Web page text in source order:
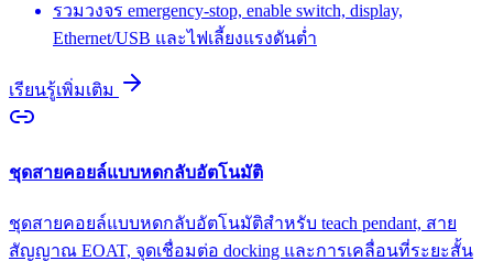
รวมวงจร emergency-stop, enable switch, display,
Ethernet/USB และไฟเลี้ยงแรงดันต่ำ
เรียนรู้เพิ่มเติม
ชุดสายคอยล์แบบหดกลับอัตโนมัติ
ชุดสายคอยล์แบบหดกลับอัตโนมัติสำหรับ teach pendant, สาย
สัญญาณ EOAT, จุดเชื่อมต่อ docking และการเคลื่อนที่ระยะสั้น